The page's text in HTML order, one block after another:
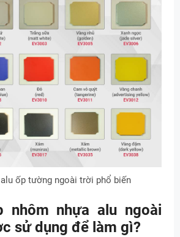
ốp tường ngoài trời phổ biến
nhôm nhựa alu ngoài
sử dụng để làm gì?